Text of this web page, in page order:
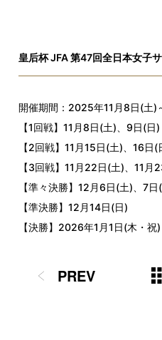
皇后杯 JFA 第47回全日本女子
開催期間：2025年11月8日(土)
【1回戦】11月8日(土)、9日(日)
【2回戦】11月15日(土)、16日
【3回戦】11月22日(土)、11月
【準々決勝】12月6日(土)、7日
【準決勝】12月14日(日)
【決勝】2026年1月1日(木・祝)
PREV